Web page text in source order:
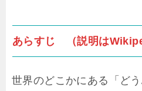
あらすじ （説明は
世界のどこかにある「どう